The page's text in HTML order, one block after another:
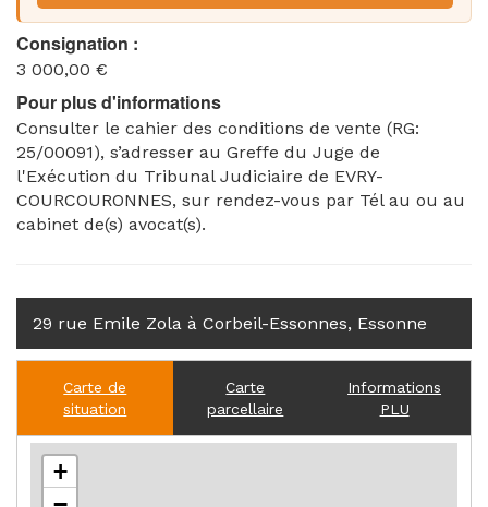
Consignation :
3 000,00 €
Pour plus d'informations
Consulter le cahier des conditions de vente (RG:
25/00091), s’adresser au Greffe du Juge de
l'Exécution du Tribunal Judiciaire de EVRY-
COURCOURONNES, sur rendez-vous par Tél au ou au
cabinet de(s) avocat(s).
29 rue Emile Zola à Corbeil-Essonnes, Essonne
Carte de
situation
Carte
parcellaire
Informations
PLU
+